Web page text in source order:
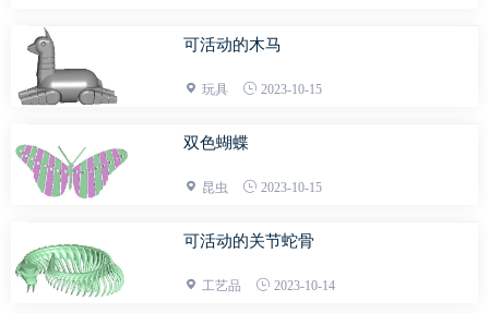
可活动的木马
玩具 2023-10-15
双色蝴蝶
昆虫 2023-10-15
可活动的关节蛇骨
工艺品 2023-10-14